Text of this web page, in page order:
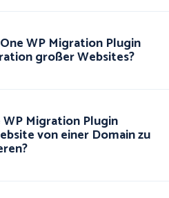
WP Migration Plugin
großer Websites?
WP Migration Plugin
von einer Domain zu